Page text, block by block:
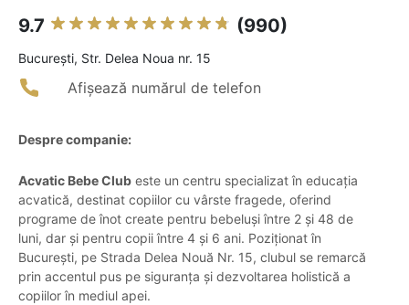
9.7 (990)
Bucureşti, Str. Delea Noua nr. 15
Afișează numărul de telefon
Despre companie:
Acvatic Bebe Club este un centru specializat în educația
acvatică, destinat copiilor cu vârste fragede, oferind
programe de înot create pentru bebeluși între 2 și 48 de
luni, dar și pentru copii între 4 și 6 ani. Poziționat în
București, pe Strada Delea Nouă Nr. 15, clubul se remarcă
prin accentul pus pe siguranța și dezvoltarea holistică a
copiilor în mediul apei.